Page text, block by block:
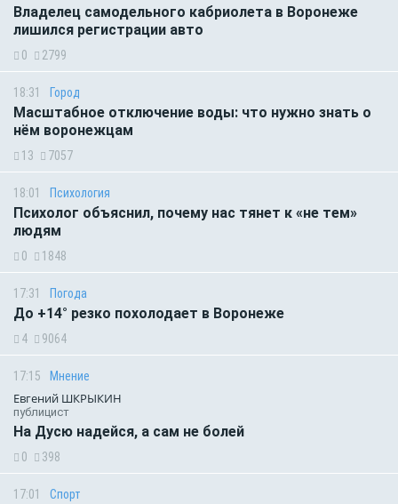
Владелец самодельного кабриолета в Воронеже
лишился регистрации авто
0 2799
18:31 Город
Масштабное отключение воды: что нужно знать о
нём воронежцам
13 7057
18:01 Психология
Психолог объяснил, почему нас тянет к «не тем»
людям
0 1848
17:31 Погода
До +14° резко похолодает в Воронеже
4 9064
17:15 Мнение
Евгений ШКРЫКИН
публицист
На Дусю надейся, а сам не болей
0 398
17:01 Спорт